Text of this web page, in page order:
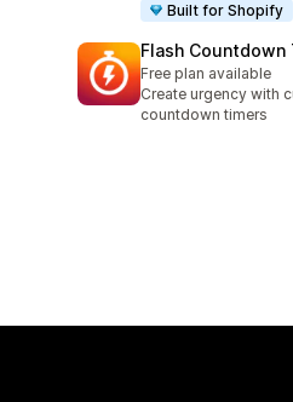
Built for Shopify
Flash Countdown
Free plan available
Create urgency with
countdown timers